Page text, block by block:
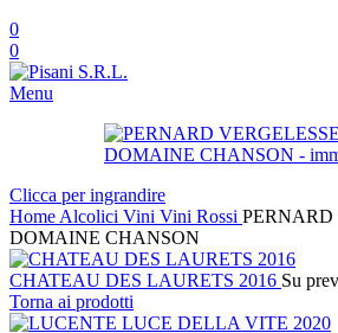
0
0
Menu
Clicca per ingrandire
Home Alcolici Vini Vini Rossi PERNARD
DOMAINE CHANSON
CHATEAU DES LAURETS 2016 Su
Torna ai prodotti